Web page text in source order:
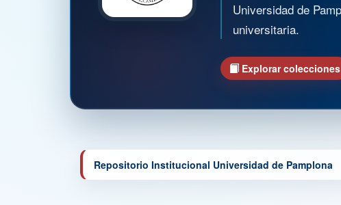
Universidad de
universitaria.
Explorar colecciones
Repositorio Institucional Universidad de Pamplona